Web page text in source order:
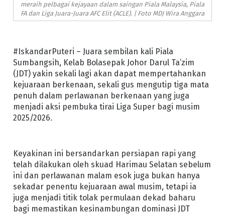
meraih pelbagai kejayaan dalam saingan Piala Malaysia, Piala
FA dan Liga Juara-Juara AFC Elit (ACLE). | Foto MDJ Wira Anggara
#IskandarPuteri – Juara sembilan kali Piala
Sumbangsih, Kelab Bolasepak Johor Darul Ta’zim
(JDT) yakin sekali lagi akan dapat mempertahankan
kejuaraan berkenaan, sekali gus mengutip tiga mata
penuh dalam perlawanan berkenaan yang juga
menjadi aksi pembuka tirai Liga Super bagi musim
2025/2026.
Keyakinan ini bersandarkan persiapan rapi yang
telah dilakukan oleh skuad Harimau Selatan sebelum
ini dan perlawanan malam esok juga bukan hanya
sekadar penentu kejuaraan awal musim, tetapi ia
juga menjadi titik tolak permulaan dekad baharu
bagi memastikan kesinambungan dominasi JDT